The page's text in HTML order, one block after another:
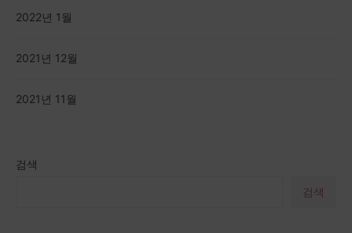
검색
검색
2022년 1월
2021년 12월
2021년 11월